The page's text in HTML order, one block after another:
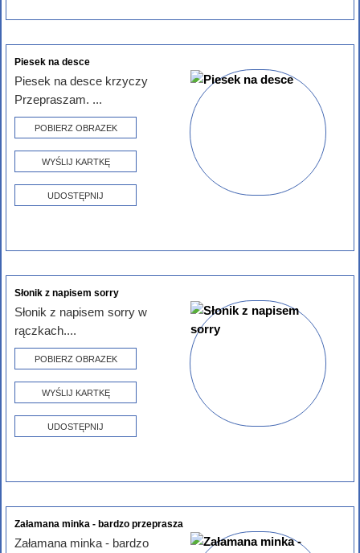
Piesek na desce
Piesek na desce krzyczy
Przepraszam. ...
POBIERZ OBRAZEK
WYŚLIJ KARTKĘ
UDOSTĘPNIJ
Słonik z napisem sorry
Słonik z napisem sorry w
rączkach....
POBIERZ OBRAZEK
WYŚLIJ KARTKĘ
UDOSTĘPNIJ
Załamana minka - bardzo przeprasza
Załamana minka - bardzo